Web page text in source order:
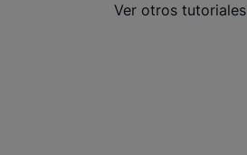
Ver otros tutoriales